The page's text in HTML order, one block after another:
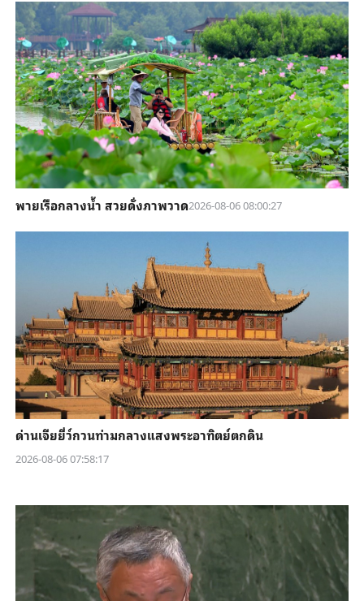
พายเรือกลางน้ำ สวยดั่งภาพวาด2026-08-06 08:00:27
ด่านเจียยี่ว์กวนท่ามกลางแสงพระอาทิตย์ตกดิน
2026-08-06 07:58:17